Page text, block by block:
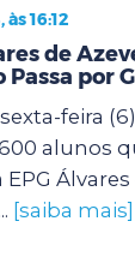
16:12
de
Passa por
feira
alunos
EPG
[saiba mais]